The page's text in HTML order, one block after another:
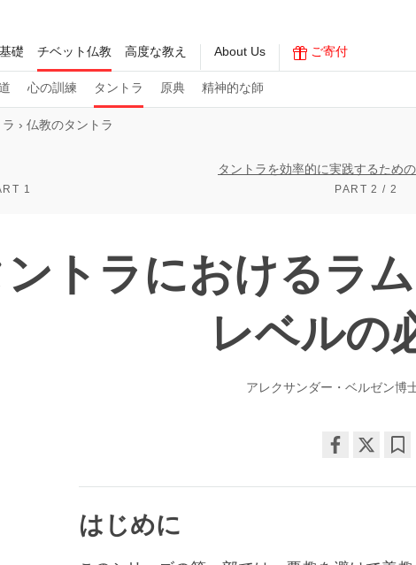
基礎 チベット仏教
心の訓練 タントラ 原典 精神的な師
高度な教え About Us ご寄付
› 仏教のタントラ
1
タントラを効率的に実践するため
PART 2 / 2
ントラにおけるラ
レベルの
アレクサンダー・ベルゼン博
on
はじめに